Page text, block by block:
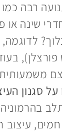
רבה כמו
שינה
פורצלן),
משמעותית
סגנון